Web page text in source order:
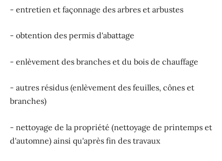
- entretien et façonnage des arbres et arbustes
- obtention des permis d'abattage
- enlèvement des branches et du bois de chauffage
- autres résidus (enlèvement des feuilles, cônes et
branches)
- nettoyage de la propriété (nettoyage de printemps et
d'automne) ainsi qu'après fin des travaux